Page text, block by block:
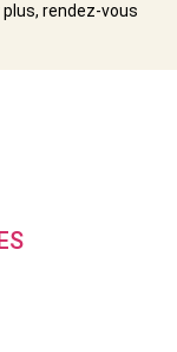
rendez-vous